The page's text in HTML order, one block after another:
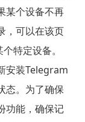
某个设备不再
，可以在该页
特定设备。
安装Telegram
态。为了确保
功能，确保记